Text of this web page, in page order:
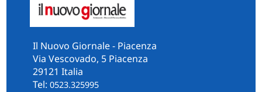
Il Nuovo Giornale - Piacenza
Via Vescovado, 5 Piacenza
29121 Italia
Tel: 0523.325995